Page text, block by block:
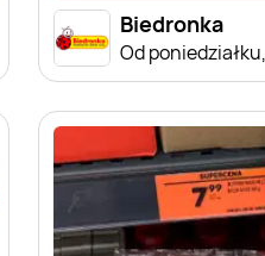
Biedronka